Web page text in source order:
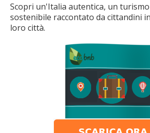
Scopri un'Italia autentica, un
sostenibile raccontato da cittandini
loro città.